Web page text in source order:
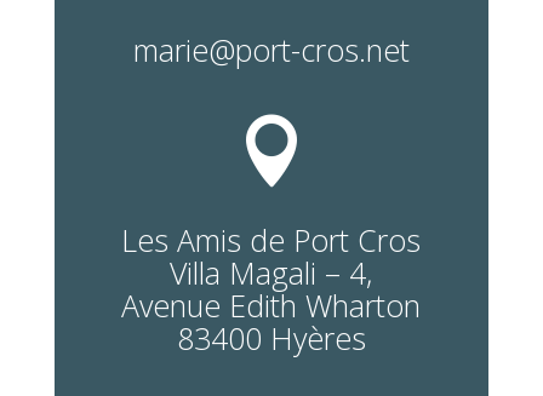
marie@port-cros.net

Les Amis de Port Cros
Villa Magali – 4,
Avenue Edith Wharton
83400 Hyères